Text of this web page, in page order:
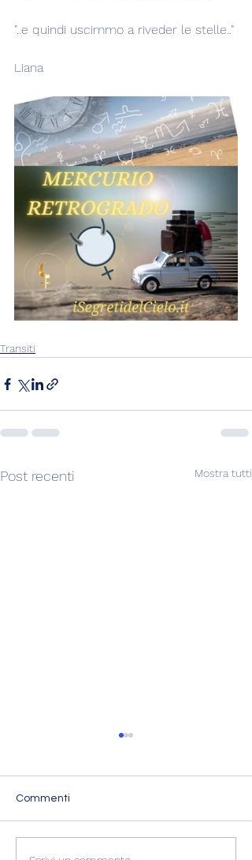
"..e quindi uscimmo a riveder le stelle.."
Liana
Transiti
Post recenti Mostra tutti
Commenti